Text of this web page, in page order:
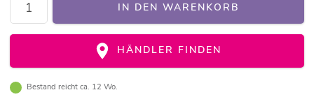
IN DEN WARENKORB
HÄNDLER FINDEN
Bestand reicht ca. 12 Wo.